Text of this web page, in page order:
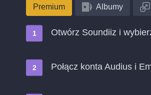
Premium Albumy
Otwórz Soundiiz i
Połącz konta Audius i